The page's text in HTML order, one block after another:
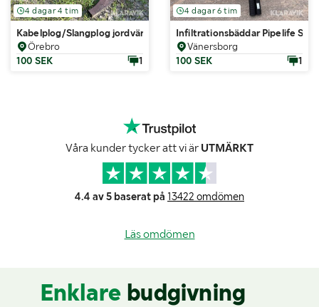
4 dagar 4 tim
Kabelplog/Slangplog jordvärme Thermia S45
Örebro
100 SEK
1
4 dagar 6 tim
Infiltrationsbäddar Pipelife
Vänersborg
100 SEK
1
Våra kunder tycker att vi är UTMÄRKT
4.4 av 5 baserat på 13422 omdömen
Läs omdömen
Enklare budgivning